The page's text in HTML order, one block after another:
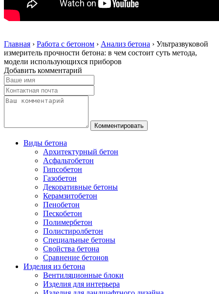
Главная › Работа с бетоном › Анализ бетона › Ультразвуковой
измеритель прочности бетона: в чем состоит суть метода,
модели использующихся приборов
Добавить комментарий
Виды бетона
Архитектурный бетон
Асфальтобетон
Гипсобетон
Газобетон
Декоративные бетоны
Керамзитобетон
Пенобетон
Пескобетон
Полимербетон
Полистиролбетон
Специальные бетоны
Свойства бетона
Сравнение бетонов
Изделия из бетона
Вентиляционные блоки
Изделия для интерьера